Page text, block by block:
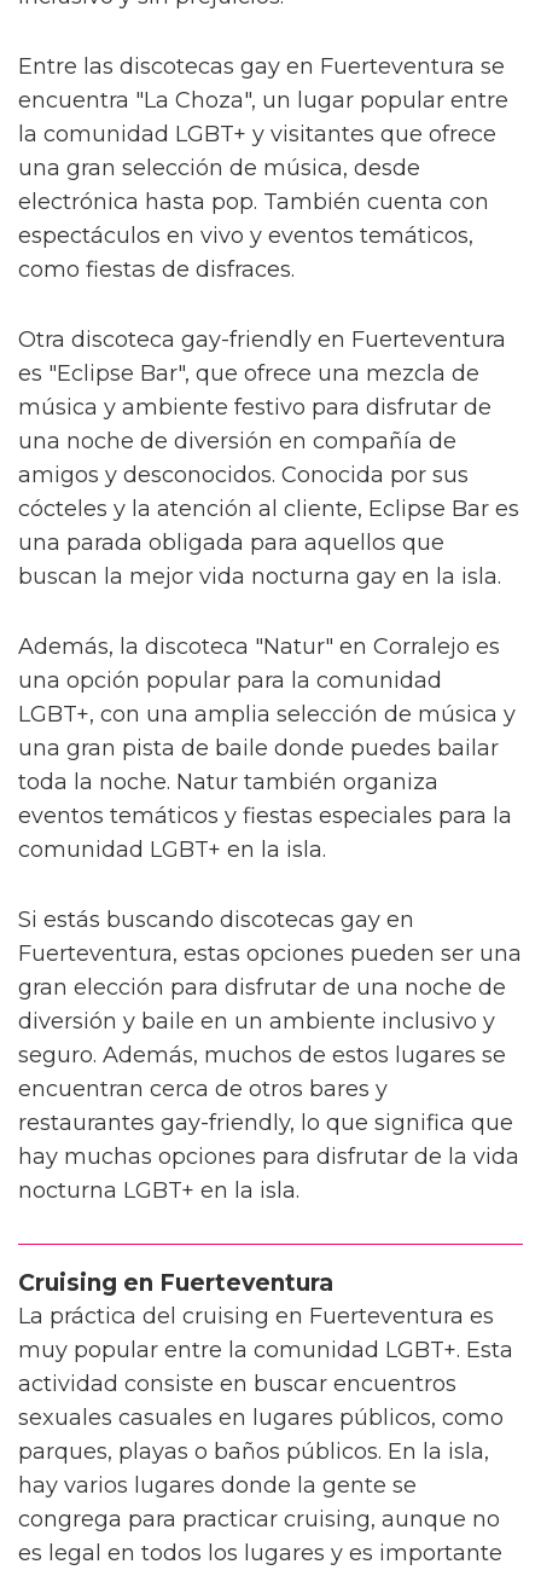
Entre las discotecas gay en Fuerteventura se
encuentra "La Choza", un lugar popular entre
la comunidad LGBT+ y visitantes que ofrece
una gran selección de música, desde
electrónica hasta pop. También cuenta con
espectáculos en vivo y eventos temáticos,
como fiestas de disfraces.
Otra discoteca gay-friendly en Fuerteventura
es "Eclipse Bar", que ofrece una mezcla de
música y ambiente festivo para disfrutar de
una noche de diversión en compañía de
amigos y desconocidos. Conocida por sus
cócteles y la atención al cliente, Eclipse Bar es
una parada obligada para aquellos que
buscan la mejor vida nocturna gay en la isla.
Además, la discoteca "Natur" en Corralejo es
una opción popular para la comunidad
LGBT+, con una amplia selección de música y
una gran pista de baile donde puedes bailar
toda la noche. Natur también organiza
eventos temáticos y fiestas especiales para la
comunidad LGBT+ en la isla.
Si estás buscando discotecas gay en
Fuerteventura, estas opciones pueden ser una
gran elección para disfrutar de una noche de
diversión y baile en un ambiente inclusivo y
seguro. Además, muchos de estos lugares se
encuentran cerca de otros bares y
restaurantes gay-friendly, lo que significa que
hay muchas opciones para disfrutar de la vida
nocturna LGBT+ en la isla.
Cruising en Fuerteventura
La práctica del cruising en Fuerteventura es
muy popular entre la comunidad LGBT+. Esta
actividad consiste en buscar encuentros
sexuales casuales en lugares públicos, como
parques, playas o baños públicos. En la isla,
hay varios lugares donde la gente se
congrega para practicar cruising, aunque no
es legal en todos los lugares y es importante